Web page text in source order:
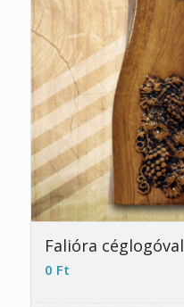
Falióra céglogóval
0 Ft